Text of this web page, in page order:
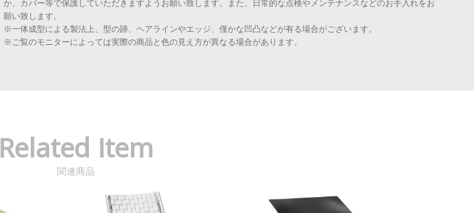
か、カバー等で保護していただきますようお願い致します。また、日常的な点検やメンテナンスなどのお手入れをお
願い致します。
※一体成型による製法上、型の跡、ヘアラインやエッジ、僅かな凹凸などが有る場合がございます。
※ご覧のモニターによっては実際の商品と色の見え方が異なる場合があります。
Related Item
関連商品